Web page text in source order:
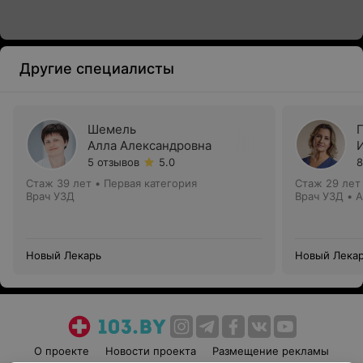
Другие специалисты
Шемель
Алла Александровна
5 отзывов
5.0
Стаж 39 лет • Первая категория
Врач УЗД
Новый Лекарь
Стаж 29 лет
Врач УЗД •
Новый
О проекте Новости проекта Размещение рекламы